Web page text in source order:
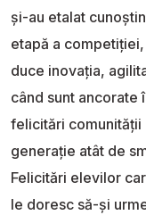
și-au etalat
etapă a
duce inovația,
când sunt ancorate
felicitări
generație atât de
Felicitări elevilor
le doresc să-și